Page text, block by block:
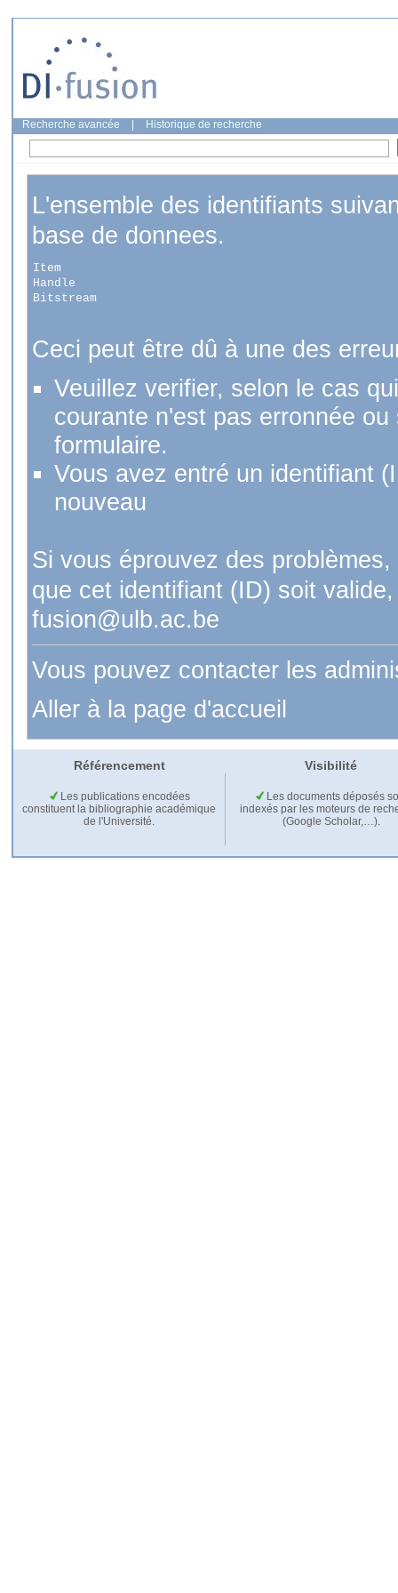
Recherche avancée Historique de recherche
L'ensemble des identifiants
base de donnees.
Item
Handle
Bitstream
Ceci peut être dû à une des
Veuillez verifier, selon le cas
courante n'est pas erronnée
formulaire.
Vous avez entré un identifiant
nouveau
Si vous éprouvez des
que cet identifiant (ID) soit
fusion@ulb.ac.be
Vous pouvez contacter les
Aller à la page d'accueil
Référencement Visibilité
Les publications encodées
constituent la bibliographie académique
de l'Université.
Les documents déposés
indexés par les moteurs de
(Google Scholar,…).